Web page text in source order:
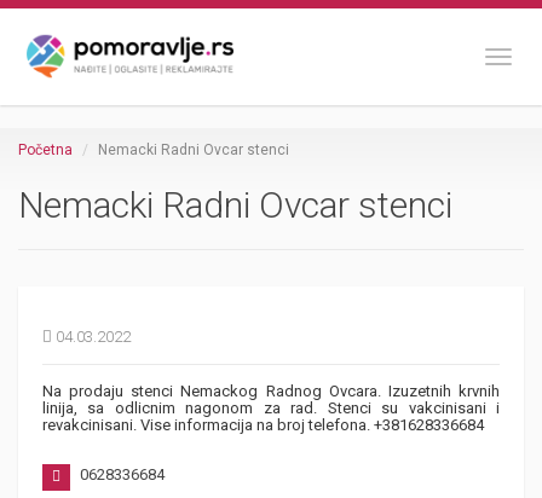
Početna Nemacki Radni Ovcar stenci
Nemacki Radni Ovcar stenci
04.03.2022
Na prodaju stenci Nemackog Radnog Ovcara. Izuzetnih krvnih
linija, sa odlicnim nagonom za rad. Stenci su vakcinisani i
revakcinisani. Vise informacija na broj telefona. +381628336684
0628336684